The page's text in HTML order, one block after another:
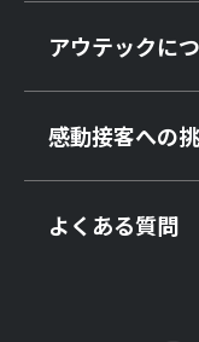
アウテックに
感動接客への
よくある質問